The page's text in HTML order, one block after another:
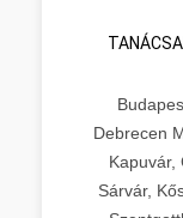
Debrecen
Kapuvár,
Sárvár,